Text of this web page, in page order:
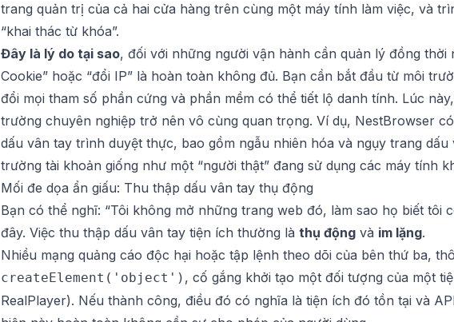
trang quản trị của cả hai cửa hàng trên cùng một máy tính làm việc, và
“khai thác từ khóa”.
Đây là lý do tại sao, đối với những người vận hành cần quản lý đồng thời
Cookie” hoặc “đổi IP” là hoàn toàn không đủ. Bạn cần bắt đầu từ môi
đổi mọi tham số phần cứng và phần mềm có thể tiết lộ danh tính. Lúc
trường chuyên nghiệp trở nên vô cùng quan trọng. Ví dụ, NestBrowser
dấu vân tay trình duyệt thực, bao gồm ngẫu nhiên hóa và ngụy trang
trường tài khoản giống như một “người thật” đang sử dụng các máy tính
Mối đe dọa ẩn giấu: Thu thập dấu vân tay thụ động
Bạn có thể nghĩ: “Tôi không mở những trang web đó, làm sao họ biết tôi
đây. Việc thu thập dấu vân tay tiện ích thường là thụ động và im lặng.
Nhiều mạng quảng cáo độc hại hoặc tập lệnh theo dõi của bên thứ ba,
createElement('object') , cố gắng khởi tạo một đối tượng của một
RealPlayer). Nếu thành công, điều đó có nghĩa là tiện ích đó tồn tại và